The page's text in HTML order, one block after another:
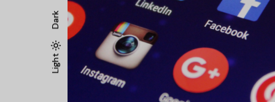
Light
Dark
Light
Dark
Posted by